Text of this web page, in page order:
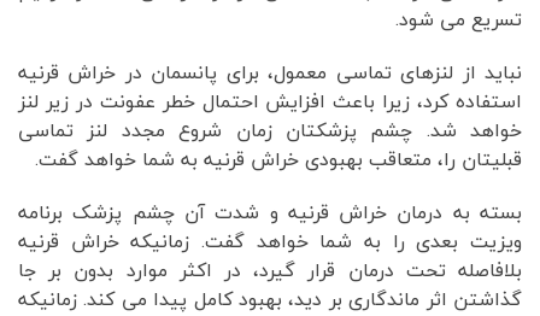
تسریع می شود.
نباید از لنزهای تماسی معمول، برای پانسمان در خراش قرنیه
استفاده کرد، زیرا باعث افزایش احتمال خطر عفونت در زیر لنز
خواهد شد. چشم پزشکتان زمان شروع مجدد لنز تماسی
قبلیتان را، متعاقب بهبودی خراش قرنیه به شما خواهد گفت.
بسته به درمان خراش قرنیه و شدت آن چشم پزشک برنامه
ویزیت بعدی را به شما خواهد گفت. زمانیکه خراش قرنیه
بلافاصله تحت درمان قرار گیرد، در اکثر موارد بدون بر جا
گذاشتن اثر ماندگاری بر دید، بهبود کامل پیدا می کند. زمانیکه